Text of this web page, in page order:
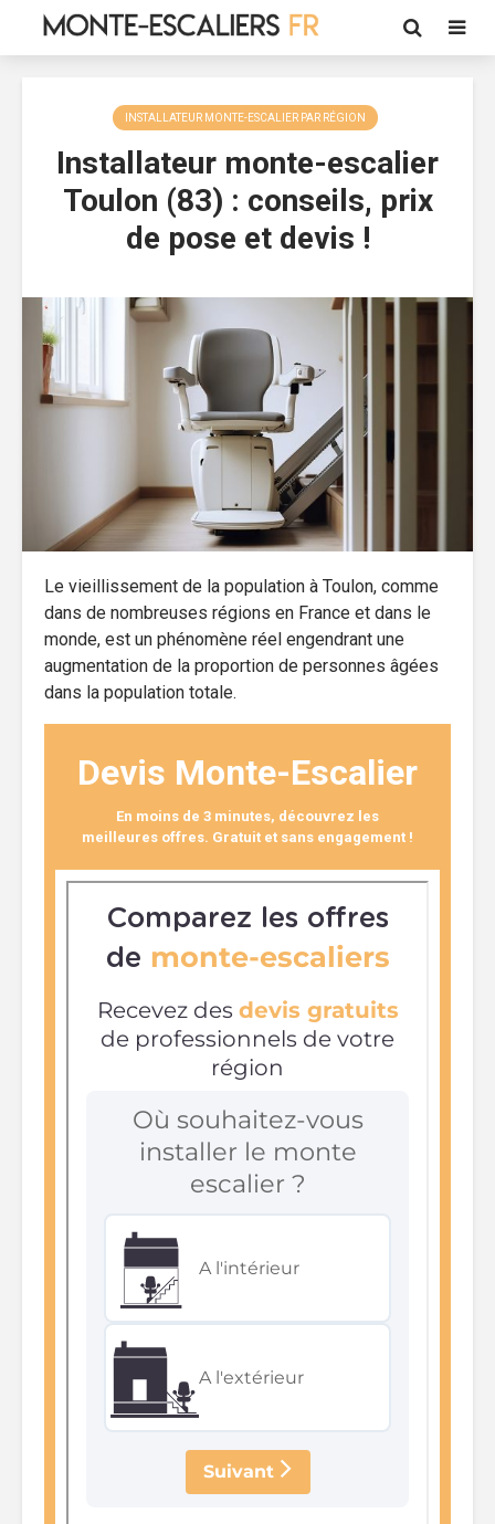
INSTALLATEUR MONTE-ESCALIER PAR RÉGION
Installateur monte-escalier
Toulon (83) : conseils, prix
de pose et devis !
Le vieillissement de la population à Toulon, comme
dans de nombreuses régions en France et dans le
monde, est un phénomène réel engendrant une
augmentation de la proportion de personnes âgées
dans la population totale.
Devis Monte-Escalier
En moins de 3 minutes, découvrez les
meilleures offres. Gratuit et sans engagement !